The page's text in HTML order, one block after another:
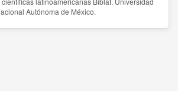
Autónoma de México.